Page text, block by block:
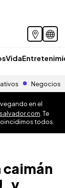
Vida
Negocios
en el
. Te
todos.
caimán
y